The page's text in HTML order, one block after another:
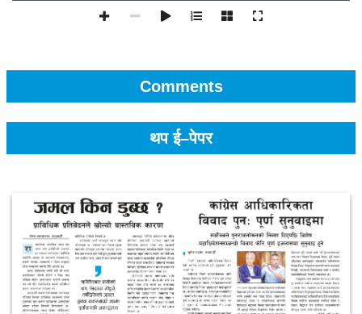
Comments
थप ई–पेपर